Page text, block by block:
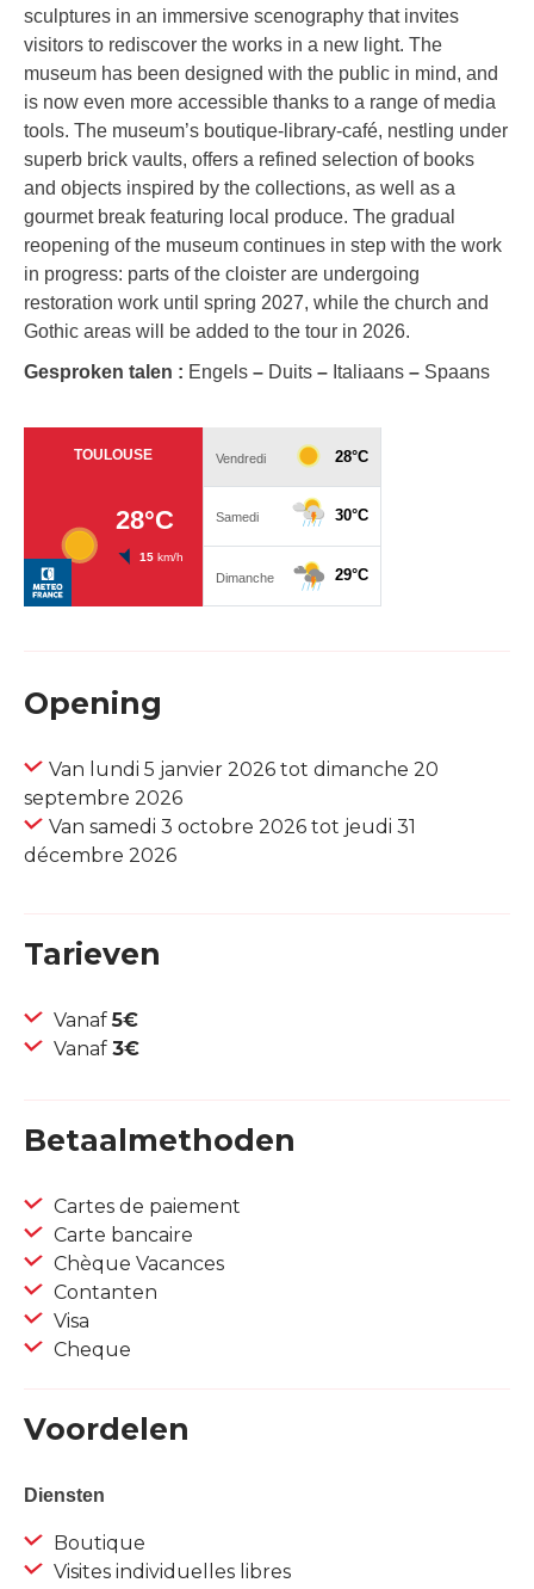
sculptures in an immersive scenography that invites
visitors to rediscover the works in a new light. The
museum has been designed with the public in mind, and
is now even more accessible thanks to a range of media
tools. The museum’s boutique-library-café, nestling under
superb brick vaults, offers a refined selection of books
and objects inspired by the collections, as well as a
gourmet break featuring local produce. The gradual
reopening of the museum continues in step with the work
in progress: parts of the cloister are undergoing
restoration work until spring 2027, while the church and
Gothic areas will be added to the tour in 2026.
Gesproken talen : Engels – Duits – Italiaans – Spaans
Opening
Van lundi 5 janvier 2026 tot dimanche 20
septembre 2026
Van samedi 3 octobre 2026 tot jeudi 31
décembre 2026
Tarieven
Vanaf5€
Vanaf 3€
Betaalmethoden
Cartes de paiement
Carte bancaire
Chèque Vacances
Contanten
Visa
Cheque
Voordelen
Diensten
Boutique
Visites individuelles libres